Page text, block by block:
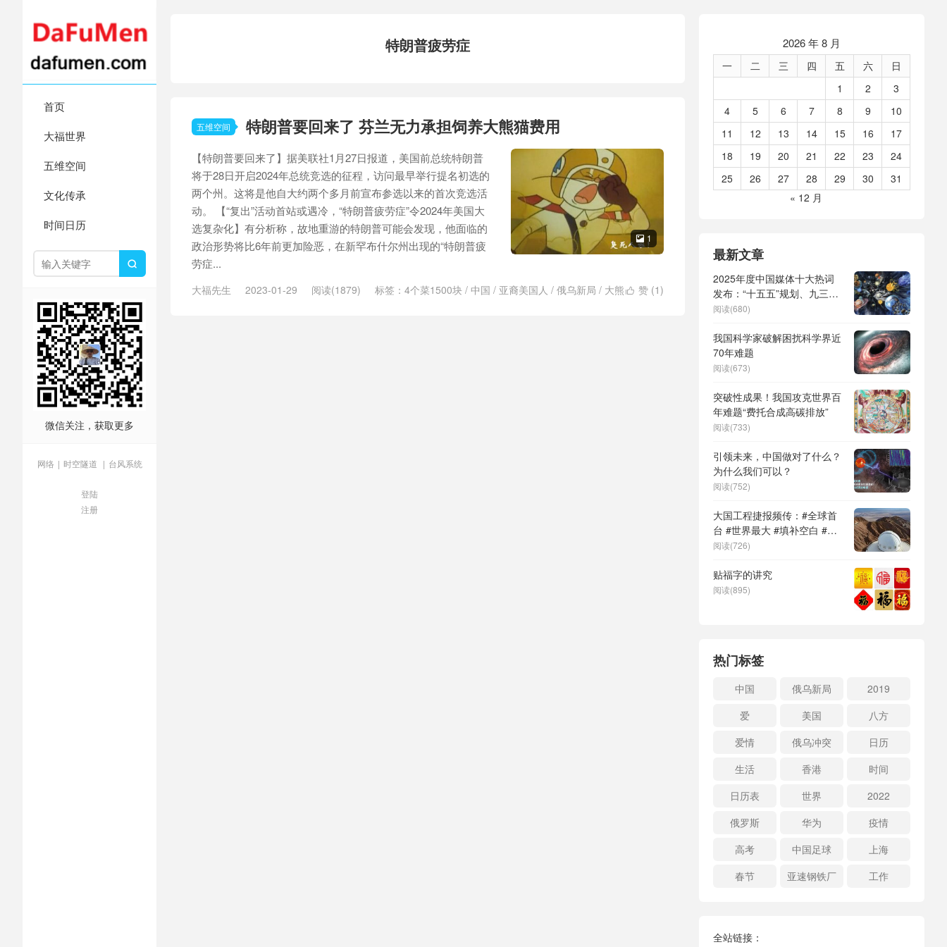
首页
大福世界
五维空间
文化传承
时间日历

微信关注，获取更多
网络 | 时空隧道 | 台风系统
登陆
注册
特朗普疲劳症
五维空间 特朗普要回来了 芬兰无力承担饲养大熊猫费用
 1
【特朗普要回来了】据美联社1月27日报道，美国前总统特朗普
将于28日开启2024年总统竞选的征程，访问最早举行提名初选的
两个州。这将是他自大约两个多月前宣布参选以来的首次竞选活
动。 【“复出”活动首站或遇冷，“特朗普疲劳症”令2024年美国大
选复杂化】有分析称，故地重游的特朗普可能会发现，他面临的
政治形势将比6年前更加险恶，在新罕布什尔州出现的“特朗普疲
劳症...
 赞 (1)
大福先生 2023-01-29 阅读(1879) 标签： 4个菜1500块 / 中国 / 亚裔美国人 / 俄乌新局 / 大熊
2026 年 8 月
一 二 三 四 五 六
日
1
2
3
4
5 6 7 8 9
10
11
12 13 14 15 16
17
18
19 20 21 22 23
24
25
26 27 28 29 30
31
« 12 月
最新文章
2025年度中国媒体十大热词
发布：“十五五”规划、九三阅
兵、全球治理倡议、
形机器人、苏超、票根经济、
育儿补贴、科学素养、网络生
态治理
阅读(680)
我国科学家破解困扰科学界近
70年难题
阅读(673)
突破性成果！我国攻克世界百
年难题“费托合成高碳排放”
阅读(733)
引领未来，中国做对了什么？
为什么我们可以？
阅读(752)
大国工程捷报频传：#全球首
台 #世界最大 #填补空白 #突
破关键节点
阅读(726)
贴福字的讲究
阅读(895)
热门标签
中国 俄乌新局
2019
爱
美国
八方
爱情
俄乌冲突
日历
生活
香港
时间
日历表
世界
2022
俄罗斯
华为
疫情
高考
中国足球
上海
春节
亚速钢铁厂 工作
全站链接：